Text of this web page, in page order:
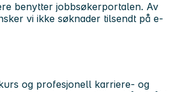
benytter jobbsøkerportalen. Av
vi ikke søknader tilsendt på e-
og profesjonell karriere- og